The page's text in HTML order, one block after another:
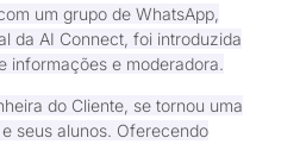
um grupo de WhatsApp,
da AI Connect, foi introduzida
informações e moderadora.
do Cliente, se tornou uma
seus alunos. Oferecendo